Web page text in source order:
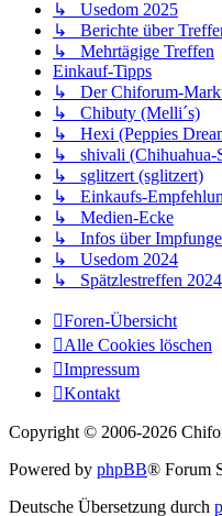
↳ Usedom 2025
↳ Berichte über
↳ Mehrtägige Treffen
Einkauf-Tipps
↳ Der Chiforum-
↳ Chibuty (Melli´s)
↳ Hexi (Peppies
↳ shivali (Chihuahua-
↳ sglitzert (sglitzert)
↳ Einkaufs-
↳ Medien-Ecke
↳ Infos über
↳ Usedom 2024
↳ Spätzlestreffen 2024
Foren-Übersicht
Alle Cookies löschen
Impressum
Kontakt
Copyright © 2006-2026
Powered by phpBB® Forum
Deutsche Übersetzung durch